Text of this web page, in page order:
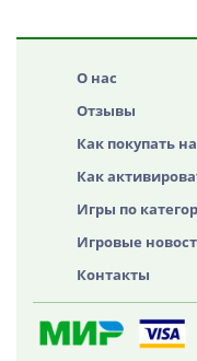
О нас
Отзывы
Как покупать
Как
Игры по
Игровые
Контакты